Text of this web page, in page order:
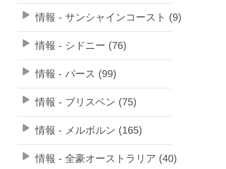
情報 - サンシャインコースト (9)
情報 - シドニー (76)
情報 - パース (99)
情報 - ブリスベン (75)
情報 - メルボルン (165)
情報 - 全豪オーストラリア (40)